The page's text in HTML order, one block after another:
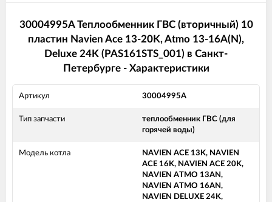
30004995A Теплообменник ГВС (вторичный) 10
пластин Navien Ace 13-20K, Atmo 13-16A(N),
Deluxe 24K (PAS161STS_001) в Санкт-
Петербурге - Характеристики
Артикул 30004995A
Тип запчасти
теплообменник ГВС (для
горячей воды)
Модель котла
NAVIEN ACE 13K, NAVIEN
ACE 16K, NAVIEN ACE 20K,
NAVIEN ATMO 13AN,
NAVIEN ATMO 16AN,
NAVIEN DELUXE 24K,